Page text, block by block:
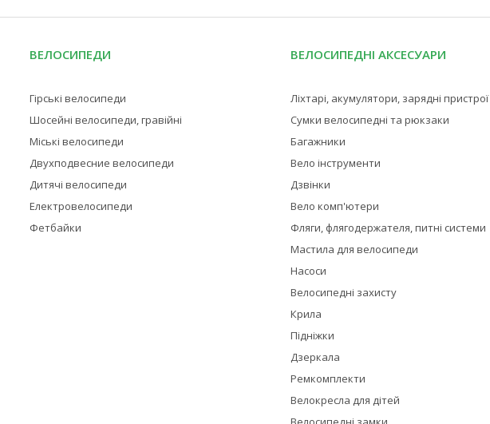
ВЕЛОСИПЕДИ
Гірські велосипеди
Шосейні велосипеди, гравійні
Міські велосипеди
Двухподвесние велосипеди
Дитячі велосипеди
Електровелосипеди
Фетбайки
ВЕЛОСИПЕДНІ АКСЕСУАРИ
Ліхтарі, акумулятори, зарядні пристрої
Сумки велосипедні та рюкзаки
Багажники
Вело інструменти
Дзвінки
Вело комп'ютери
Фляги, флягодержателя, питні системи
Мастила для велосипеди
Насоси
Велосипедні захисту
Крила
Підніжки
Дзеркала
Ремкомплекти
Велокресла для дітей